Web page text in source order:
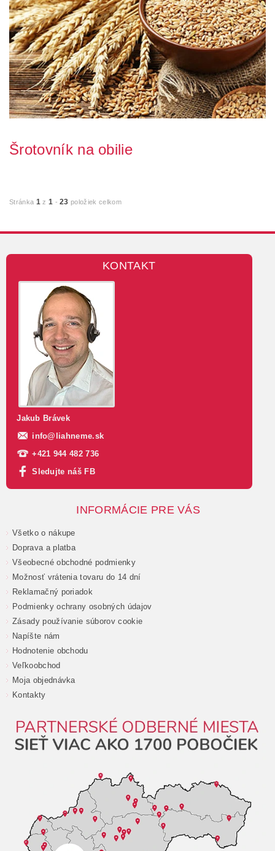
Šrotovník na obilie
Stránka 1 z 1 -23 položiek celkom
KONTAKT
Jakub Brávek
info@ liahneme.sk
+421 944 482 736
Sledujte náš FB
INFORMÁCIE PRE VÁS
Všetko o nákupe
Doprava a platba
Všeobecné obchodné podmienky
Možnosť vrátenia tovaru do 14 dní
Reklamačný poriadok
Podmienky ochrany osobných údajov
Zásady používanie súborov cookie
Napíšte nám
Hodnotenie obchodu
Veľkoobchod
Moja objednávka
Kontakty